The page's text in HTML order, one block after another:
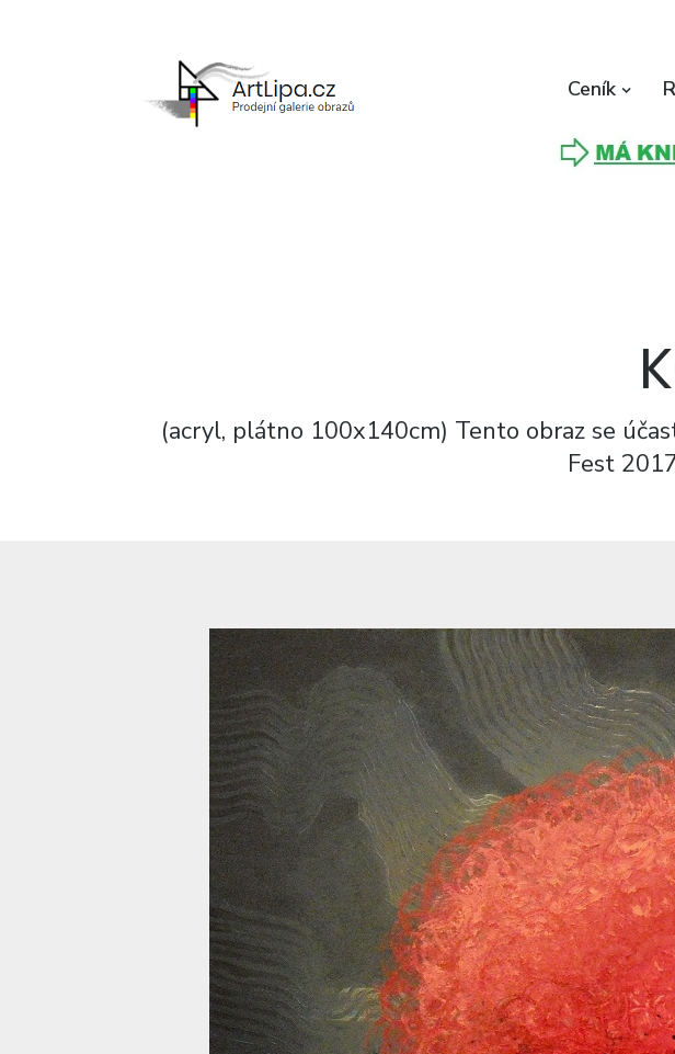
Ceník
(acryl, plátno 100x140cm) Tento obraz se
Fest